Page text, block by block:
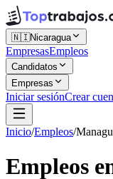
🇳🇮Nicaragua
EmpresasEmpleos
Candidatos
Empresas
Iniciar sesiónCrear
Inicio/Empleos/
Empleos